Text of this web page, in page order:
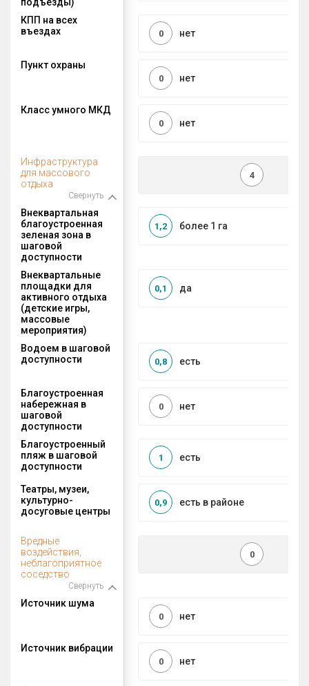
КПП на всех
въездах
нет
0
Пункт охраны
нет
0
Класс умного МКД
нет
0
Инфраструктура
для массового
отдыха
Свернуть
4
Внеквартальная
благоустроенная
зеленая зона в
шаговой
доступности
более 1 га
1,2
Внеквартальные
площадки для
активного отдыха
(детские игры,
массовые
мероприятия)
да
0,1
Водоем в шаговой
доступности
есть
0,8
Благоустроенная
набережная в
шаговой
доступности
нет
0
Благоустроенный
пляж в шаговой
доступности
есть
1
Театры, музеи,
культурно-
досуговые центры
есть в районе
0,9
Вредные
воздействия,
неблагоприятное
соседство
Свернуть
0
Источник шума
нет
0
Источник вибрации
нет
0